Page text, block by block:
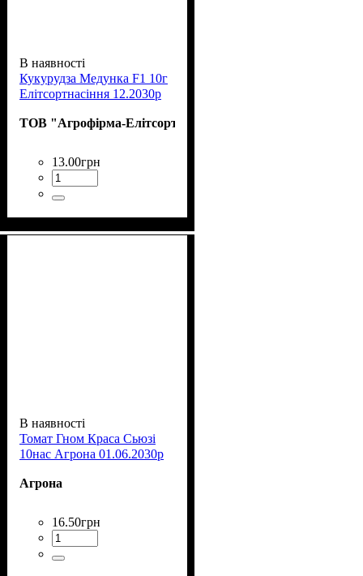
В наявності
Кукурудза Медунка F1 10г
Елітсортнасіння 12.2030р
ТОВ "Агрофірма-Елітсортнасіння"
13.00грн
В наявності
Томат Гном Краса Сьюзі
10нас Агрона 01.06.2030р
Агрона
16.50грн